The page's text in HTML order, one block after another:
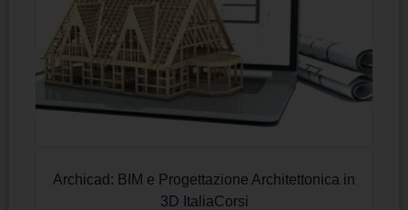
Archicad: BIM e Progettazione Architettonica in
3D ItaliaCorsi